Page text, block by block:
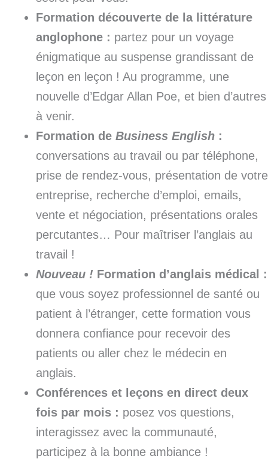
Formation découverte de la littérature
anglophone : partez pour un voyage
énigmatique au suspense grandissant de
leçon en leçon ! Au programme, une
nouvelle d’Edgar Allan Poe, et bien d’autres
à venir.
Formation de Business English :
conversations au travail ou par téléphone,
prise de rendez-vous, présentation de votre
entreprise, recherche d’emploi, emails,
vente et négociation, présentations orales
percutantes… Pour maîtriser l’anglais au
travail !
Nouveau ! Formation d’anglais médical :
que vous soyez professionnel de santé ou
patient à l’étranger, cette formation vous
donnera confiance pour recevoir des
patients ou aller chez le médecin en
anglais.
Conférences et leçons en direct deux
fois par mois : posez vos questions,
interagissez avec la communauté,
participez à la bonne ambiance !